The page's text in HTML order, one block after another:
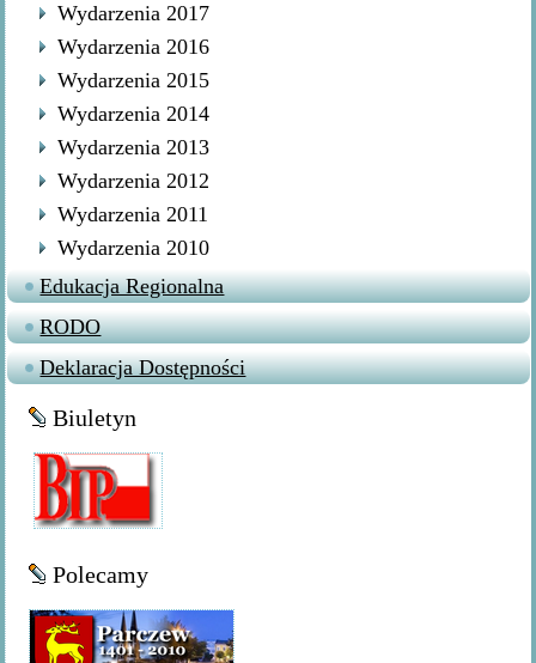
Wydarzenia 2017
Wydarzenia 2016
Wydarzenia 2015
Wydarzenia 2014
Wydarzenia 2013
Wydarzenia 2012
Wydarzenia 2011
Wydarzenia 2010
Edukacja Regionalna
RODO
Deklaracja Dostępności
Biuletyn
Polecamy